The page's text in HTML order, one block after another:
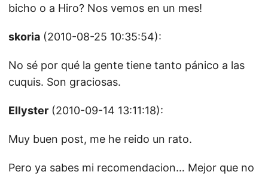
bicho o a Hiro? Nos vemos en un mes!
skoria (2010-08-25 10:35:54):
No sé por qué la gente tiene tanto pánico a las
cuquis. Son graciosas.
Ellyster (2010-09-14 13:11:18):
Muy buen post, me he reido un rato.
Pero ya sabes mi recomendacion… Mejor que no